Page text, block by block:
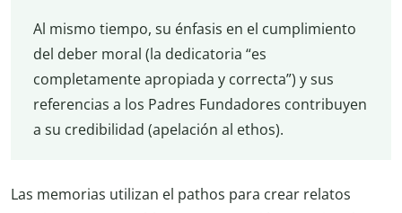
Al mismo tiempo, su énfasis en el cumplimiento
del deber moral (la dedicatoria “es
completamente apropiada y correcta”) y sus
referencias a los Padres Fundadores contribuyen
a su credibilidad (apelación al ethos).
Las memorias utilizan el pathos para crear relatos